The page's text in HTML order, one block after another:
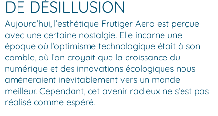
DE DÉSILLUSION
Aujourd’hui, l’esthétique Frutiger Aero est perçue
avec une certaine nostalgie. Elle incarne une
époque où l’optimisme technologique était à son
comble, où l’on croyait que la croissance du
numérique et des innovations écologiques nous
amèneraient inévitablement vers un monde
meilleur. Cependant, cet avenir radieux ne s’est pas
réalisé comme espéré.